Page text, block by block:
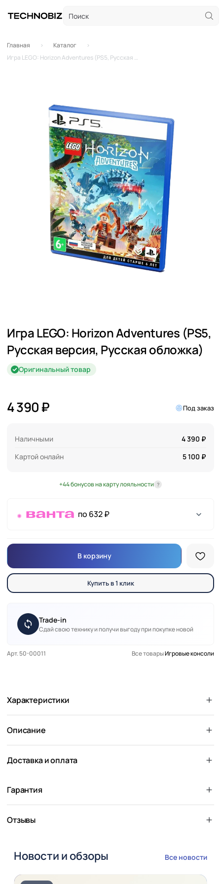
Главная
Каталог
Игра LEGO: Horizon Adventures (PS5, Русская версия, Русская обложка)
Игра LEGO: Horizon Adventures (PS5,
Русская версия, Русская обложка)
Оригинальный товар
4 390 ₽ Под заказ
Наличными
4 390 ₽
Картой онлайн
5 100 ₽
+44 бонусов на карту лояльности ?
по 632 ₽
В корзину
Купить в 1 клик
Trade-in
Сдай свою технику и получи выгоду при покупке новой
Арт. 50-00011 Все товарыИгровые консоли
Характеристики
Описание
Доставка и оплата
Гарантия
Отзывы
Новости и обзоры Все новости